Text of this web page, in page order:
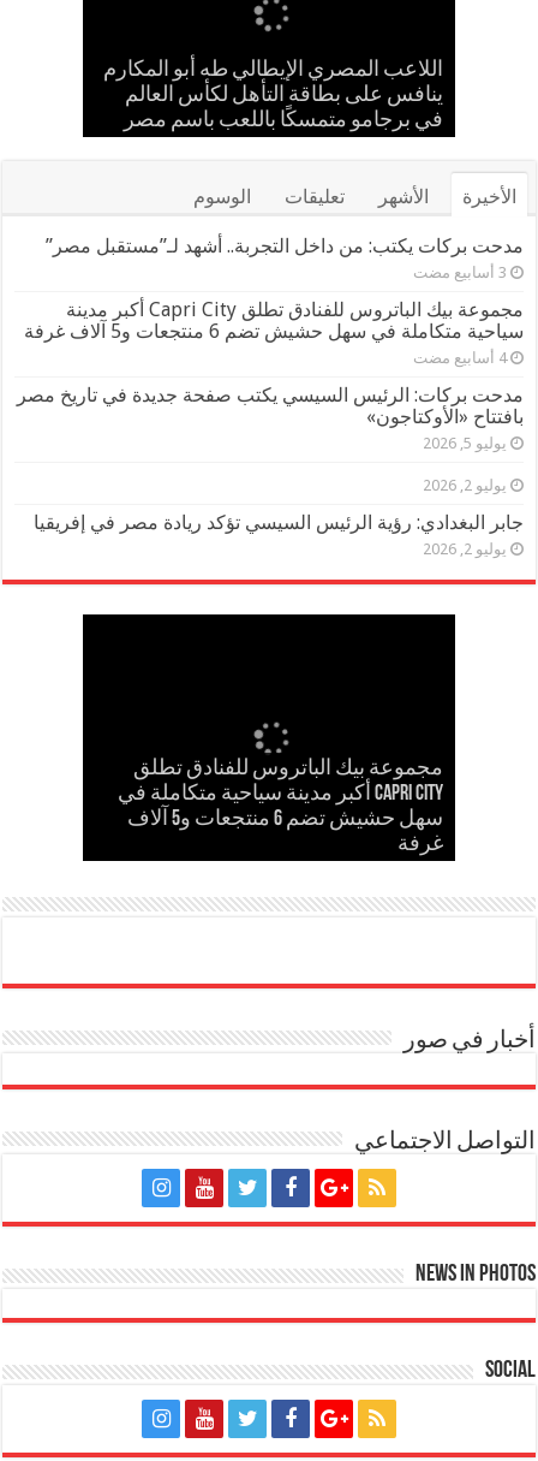
اللاعب المصري الإيطالي طه أبو المكارم
ينافس على بطاقة التأهل لكأس العالم
في برجامو متمسكًا باللعب باسم مصر
مدحت بركات يستقبل الشيخ كامل مطر
في لقاء ودي حاشد بمنشية القناطر
بحضور قيادات القبائل والعائلات المصرية
بالعلم المصري.. طه أبو المكارم يحسم
مواجهته الـ 66 في مسيرته بالتعادل أمام
بطل إيران
إسلام حشاد وإبراهيم حشاد يخطفان
الأنظار بتصميم عالمي ارتدته سلمى عادل
في مهرجان كان
حضانة «اقرأ النموذجية بجزيرة شطورة»
تحتفل بتخريج الدفعة الـ11 من براعم
المستقبل
الأخيرة الأشهر تعليقات الوسوم
مدحت بركات يكتب: من داخل التجربة.. أشهد لـ”مستقبل مصر”
مجموعة بيك الباتروس للفنادق تطلق Capri City أكبر مدينة
سياحية متكاملة في سهل حشيش تضم 6 منتجعات و5 آلاف غرفة
‏4 أسابيع مضت
مدحت بركات: الرئيس السيسي يكتب صفحة جديدة في تاريخ مصر
بافتتاح «الأوكتاجون»
يوليو 5, 2026
يوليو 2, 2026
جابر البغدادي: رؤية الرئيس السيسي تؤكد ريادة مصر في إفريقيا
يوليو 2, 2026
مجموعة بيك الباتروس للفنادق تطلق
Capri City أكبر مدينة سياحية متكاملة في
سهل حشيش تضم 6 منتجعات و5 آلاف
غرفة
مدحت بركات يكتب: كلمة حق في حسام
حسن
مدحت بركات يستقبل الشيخ كامل مطر
في لقاء ودي حاشد بمنشية القناطر
بحضور قيادات القبائل والعائلات المصرية
إسلام حشاد وإبراهيم حشاد يخطفان
الأنظار بتصميم عالمي ارتدته سلمى عادل
في مهرجان كان
Cinema Track أول منصة رقمية لرصد
إيرادات السينما المصرية
أخبار في صور
التواصل الاجتماعي
News in Photos
Social